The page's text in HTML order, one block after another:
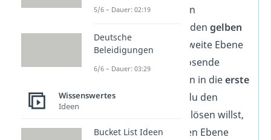
du die beschriebenen
Algorithmen an, um dengelben
Kantenstein
in die zweite Ebene
zu bringen. Der zu lösende
Kantenstein soll dann in dieerste
Ebene
. Jetzt kannst du den
Kantenstein, den du lösen willst,
korrekt in der zweiten Ebene
5/6 – Dauer: 02:19
Deutsche
Beleidigungen
6/6 – Dauer: 03:29
Wissenswertes
Ideen
Bucket List Ideen